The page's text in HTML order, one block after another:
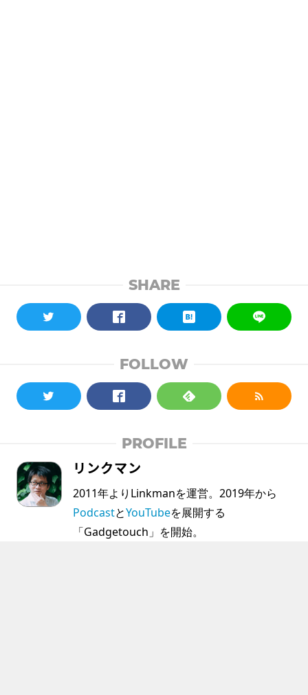
SHARE
FOLLOW
PROFILE
リンクマン
2011年よりLinkmanを運営。2019年から
PodcastとYouTubeを展開する
「Gadgetouch」を開始。